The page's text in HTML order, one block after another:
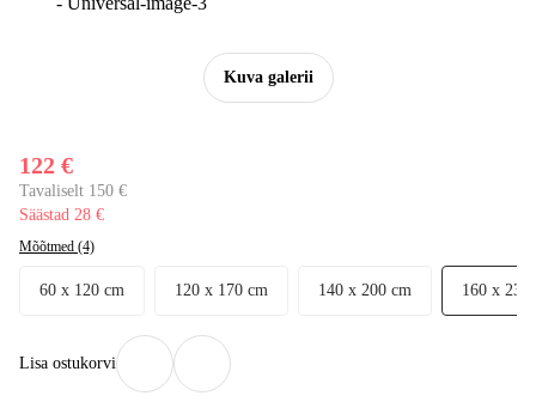
Kuva galerii
122 €
Tavaliselt 150 €
Säästad 28 €
Mõõtmed (4)
60 x 120 cm 120 x 170 cm 140 x 200 cm 160 x 230
Lisa ostukorvi